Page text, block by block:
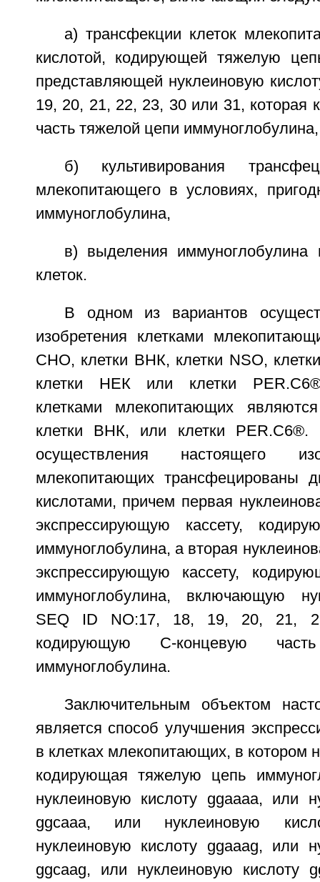
а) трансфекции клеток
кислотой, кодирующей тяжелую
представляющей нуклеиновую
19, 20, 21, 22, 23, 30 или 31, которая
часть тяжелой цепи иммуноглобулина,
б) культивирования
млекопитающего в условиях,
иммуноглобулина,
в) выделения иммуноглобулина
клеток.
В одном из вариантов
изобретения клетками
СНО, клетки ВНК, клетки NSO,
клетки НЕК или клетки
клетками млекопитающих
клетки ВНК, или клетки PER.C6®.
осуществления настоящего
млекопитающих трансфецированы
кислотами, причем первая
экспрессирующую кассету,
иммуноглобулина, а вторая
экспрессирующую кассету,
иммуноглобулина, включающую
SEQ ID NO:17, 18, 19, 20, 21,
кодирующую С-концевую
иммуноглобулина.
Заключительным объектом
является способ улучшения
в клетках млекопитающих, в котором
кодирующая тяжелую цепь
нуклеиновую кислоту ggaaaa, или
ggcaaa, или нуклеиновую
нуклеиновую кислоту ggaaag, или
ggcaag, или нуклеиновую кислоту